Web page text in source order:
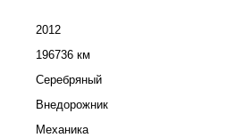
2012
196736 км
Серебряный
Внедорожник
Механика